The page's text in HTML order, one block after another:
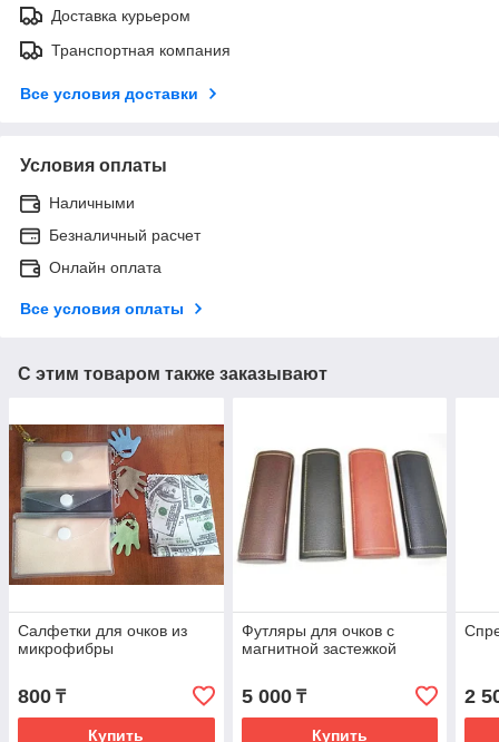
Доставка курьером
Транспортная компания
Все условия доставки
Условия оплаты
Наличными
Безналичный расчет
Онлайн оплата
Все условия оплаты
С этим товаром также заказывают
Салфетки для очков из
микрофибры
800 ₸
Купить
Футляры для очков с
магнитной застежкой
5 000₸
Купить
2